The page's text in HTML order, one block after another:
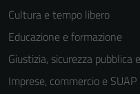
Cultura e tempo libero
Educazione e formazione
Giustizia, sicurezza pubblica
Imprese, commercio e SUAP